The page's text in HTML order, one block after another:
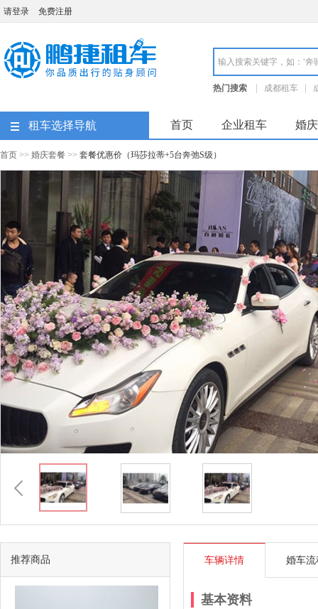
请登录 免费注册
热门搜索 成都租车
租车选择导航 首页 企业租车 婚
首页 >> 婚庆套餐 >> 套餐优惠价（玛莎拉蒂+5台奔弛S级）
推荐商品 车辆详情 婚车流
基本资料